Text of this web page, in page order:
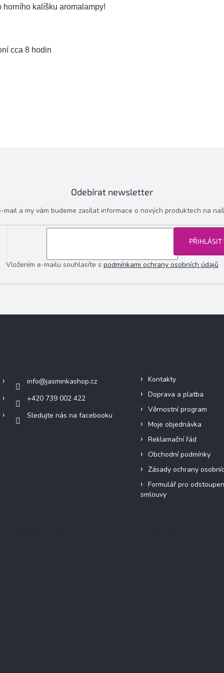
horního kalíšku aromalampy!
cca 8 hodin
Odebírat newsletter
mail a my vám budeme zasílat informace o nových produktech na
Vložením e-mailu souhlasíte s podmínkami ochrany osobních údajů
PŘIHLÁSIT
info@jasminkashop.cz
+420 739 002 422
Sledujte nás na facebooku
Kontakty
Doprava a platba
Věrnostní program
Moje objednávka
Reklamační řád
Obchodní podmínky
Zásady ochrany
Formulář pro
smlouvy